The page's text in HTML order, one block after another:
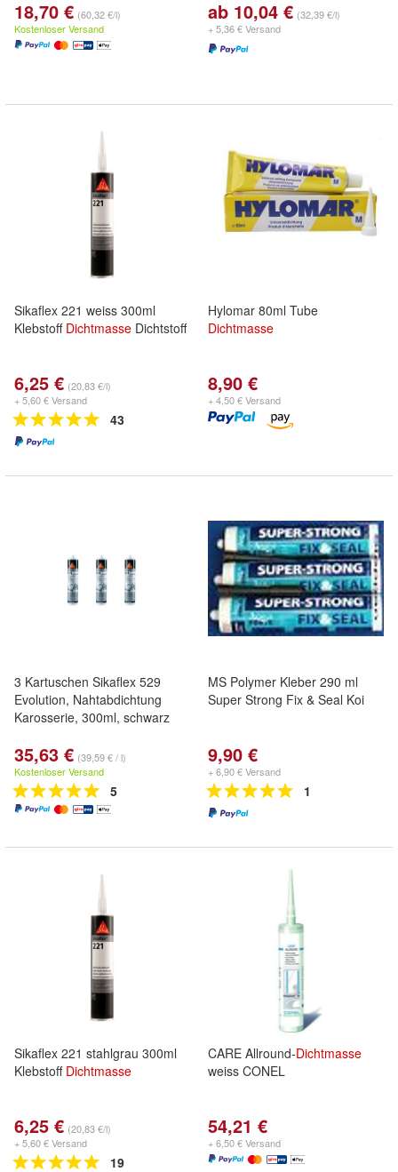
18,70 € (60,32 €/l)
Kostenloser Versand
ab 10,04 € (32,39 €/l)
+ 5,36 € Versand
Sikaflex 221 weiss 300ml
Klebstoff Dichtmasse Dichtstoff
6,25 € (20,83 €/l)
+ 5,60 € Versand
43
Hylomar 80ml Tube
Dichtmasse
8,90 €
+ 4,50 € Versand
3 Kartuschen Sikaflex 529
Evolution, Nahtabdichtung
Karosserie, 300ml, schwarz
35,63 € (39,59 € / l)
Kostenloser Versand
5
MS Polymer Kleber 290 ml
Super Strong Fix & Seal Koi
9,90 €
+ 6,90 € Versand
1
Sikaflex 221 stahlgrau 300ml
Klebstoff Dichtmasse
6,25 € (20,83 €/l)
+ 5,60 € Versand
19
CARE Allround-Dichtmasse
weiss CONEL
54,21 €
+ 6,50 € Versand